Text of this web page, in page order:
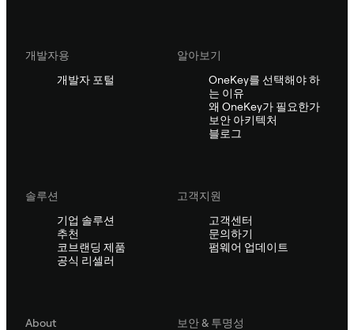
개발자용
개발자 포털
알아보기
OneKey를 선택해야 하
는 이유
왜 OneKey가 필요한가
보안 아키텍처
블로그
솔루션
기업 솔루션
추천
코브랜딩 제품
공식 리셀러
고객지원
고객센터
문의하기
펌웨어 업데이트
About
보안 & 투명성